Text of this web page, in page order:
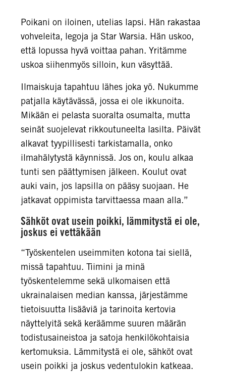
Poikani on iloinen, utelias lapsi. Hän rakastaa
vohveleita, legoja ja Star Warsia. Hän uskoo,
että lopussa hyvä voittaa pahan. Yritämme
uskoa siihenmyös silloin, kun väsyttää.
Ilmaiskuja tapahtuu lähes joka yö. Nukumme
patjalla käytävässä, jossa ei ole ikkunoita.
Mikään ei pelasta suoralta osumalta, mutta
seinät suojelevat rikkoutuneelta lasilta. Päivät
alkavat tyypillisesti tarkistamalla, onko
ilmahälytystä käynnissä. Jos on, koulu alkaa
tunti sen päättymisen jälkeen. Koulut ovat
auki vain, jos lapsilla on pääsy suojaan. He
jatkavat oppimista tarvittaessa maan alla.”
Sähköt ovat usein poikki, lämmitystä ei ole,
joskus ei vettäkään
“Työskentelen useimmiten kotona tai siellä,
missä tapahtuu. Tiimini ja minä
työskentelemme sekä ulkomaisen että
ukrainalaisen median kanssa, järjestämme
tietoisuutta lisääviä ja tarinoita kertovia
näyttelyitä sekä keräämme suuren määrän
todistusaineistoa ja satoja henkilökohtaisia
kertomuksia. Lämmitystä ei ole, sähköt ovat
usein poikki ja joskus vedentulokin katkeaa.